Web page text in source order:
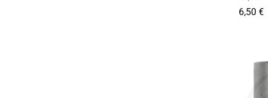
6,50 €
6,50 €